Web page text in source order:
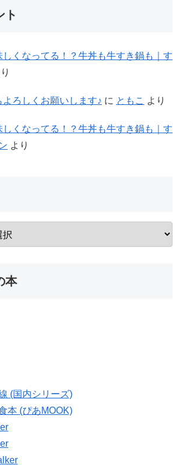
ト
くなってる！？牛丼も牛すき鍋も｜す
ろしくお願いします♪ に ともこ より
くなってる！？牛丼も牛すき鍋も｜す
より
本
(国内シリーズ)
本 (ぴあMOOK)